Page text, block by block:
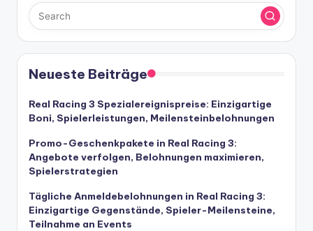
Neueste Beiträge
Real Racing 3 Spezialereignispreise: Einzigartige
Boni, Spielerleistungen, Meilensteinbelohnungen
Promo-Geschenkpakete in Real Racing 3:
Angebote verfolgen, Belohnungen maximieren,
Spielerstrategien
Tägliche Anmeldebelohnungen in Real Racing 3:
Einzigartige Gegenstände, Spieler-Meilensteine,
Teilnahme an Events